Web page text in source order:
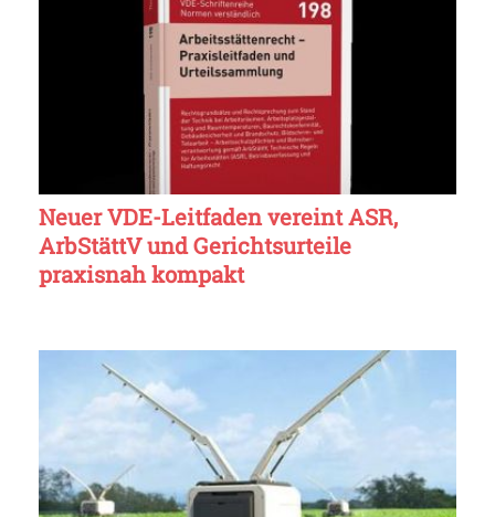
Neuer VDE-Leitfaden vereint ASR,
ArbStättV und Gerichtsurteile
praxisnah kompakt